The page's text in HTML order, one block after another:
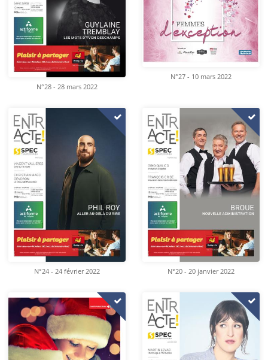
N°28 - 28 mars 2022
N°27 - 10 mars 2022
N°24 - 24 février 2022 N°20 - 20 janvier 2022